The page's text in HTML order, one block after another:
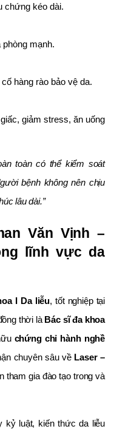
chứng kéo dài.
mạnh.
hàng rào bảo vệ da.
giảm stress, ăn uống
toàn có thể kiểm soát
bệnh không nên chịu
lâu dài.”
Văn Vịnh –
lĩnh vực da
I Da liễu, tốt nghiệp tại
thời là Bác sĩ đa khoa
chứng chỉ hành nghề
chuyên sâu về Laser –
tham gia đào tạo trong và
kỷ luật, kiến thức da liễu